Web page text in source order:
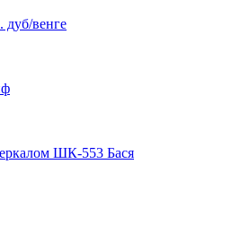
дуб/венге
ШК-553 Бася